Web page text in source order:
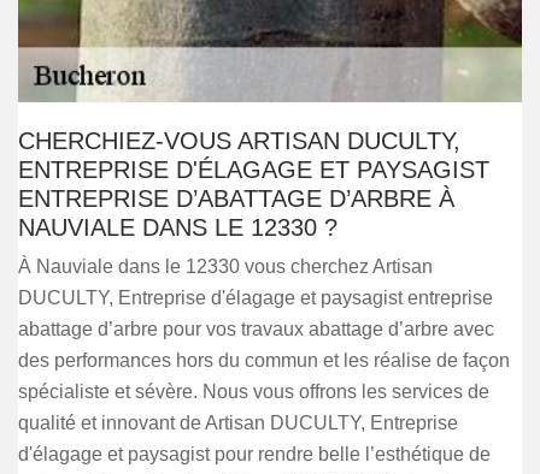
CHERCHIEZ-VOUS ARTISAN DUCULTY,
ENTREPRISE D'ÉLAGAGE ET PAYSAGIST
ENTREPRISE D’ABATTAGE D’ARBRE À
NAUVIALE DANS LE 12330 ?
À Nauviale dans le 12330 vous cherchez Artisan
DUCULTY, Entreprise d'élagage et paysagist entreprise
abattage d’arbre pour vos travaux abattage d’arbre avec
des performances hors du commun et les réalise de façon
spécialiste et sévère. Nous vous offrons les services de
qualité et innovant de Artisan DUCULTY, Entreprise
d'élagage et paysagist pour rendre belle l’esthétique de